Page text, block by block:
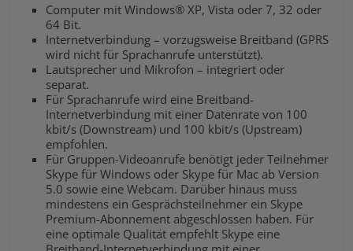
Computer mit Windows® XP, Vista oder 7, 32 oder
64 Bit.
Internetverbindung – vorzugsweise Breitband (GPRS
wird nicht für Sprachanrufe unterstützt).
Lautsprecher und Mikrofon – integriert oder
separat.
Für Sprachanrufe wird eine Breitband-
Internetverbindung mit einer Datenrate von 100
kbit/s (Downstream) und 100 kbit/s (Upstream)
empfohlen.
Für Gruppen-Videoanrufe benötigt jeder Teilnehmer
Skype für Windows oder Skype für Mac ab Version
5.0 sowie eine Webcam. Darüber hinaus muss
mindestens ein Gesprächsteilnehmer ein Skype
Premium-Abonnement abgeschlossen haben. Für
eine optimale Qualität empfehlt Skype eine